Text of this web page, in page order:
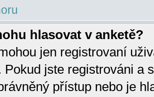
hlasovat v anketě?
jen registrovaní
Pokud jste registrováni a
přístup nebo je